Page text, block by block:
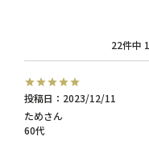
22件中
ため
60代
投稿日 2023/12/11